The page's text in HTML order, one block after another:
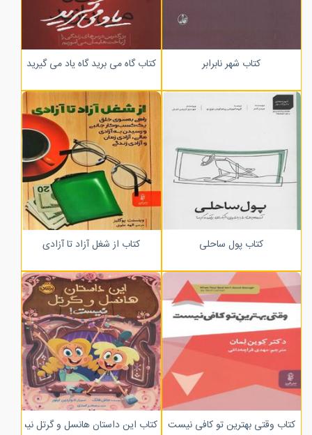
کتاب شهر نابرابر کتاب گاه می برید گاه یاد می گیرید
کتاب پول ساحلی کتاب از شغل آزاد تا آزادی
کتاب وقتی بهترین تو کافی نیست کتاب این داستان هانسل و گرتل نیست!